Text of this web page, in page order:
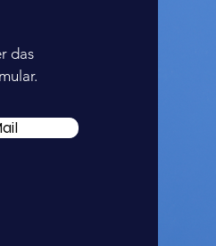
das